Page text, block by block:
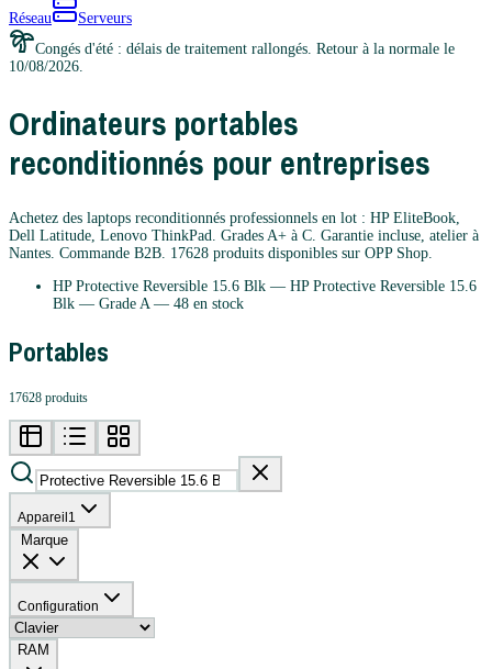
Réseau
Serveurs
Congés d'été : délais de traitement rallongés. Retour à la normale le
10/08/2026.
Ordinateurs portables
reconditionnés pour entreprises
Achetez des laptops reconditionnés professionnels en lot : HP EliteBook,
Dell Latitude, Lenovo ThinkPad. Grades A+ à C. Garantie incluse, atelier à
Nantes. Commande B2B. 17628 produits disponibles sur OPP Shop.
HP Protective Reversible 15.6 Blk — HP Protective Reversible 15.6
Blk — Grade A— 48 en stock
Portables
17628 produits
Appareil 1
Marque
Configuration
RAM